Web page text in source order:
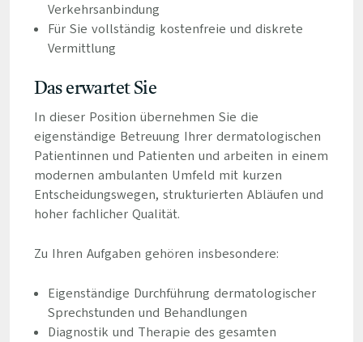
Verkehrsanbindung
Für Sie vollständig kostenfreie und diskrete
Vermittlung
Das erwartet Sie
In dieser Position übernehmen Sie die
eigenständige Betreuung Ihrer dermatologischen
Patientinnen und Patienten und arbeiten in einem
modernen ambulanten Umfeld mit kurzen
Entscheidungswegen, strukturierten Abläufen und
hoher fachlicher Qualität.
Zu Ihren Aufgaben gehören insbesondere:
Eigenständige Durchführung dermatologischer
Sprechstunden und Behandlungen
Diagnostik und Therapie des gesamten